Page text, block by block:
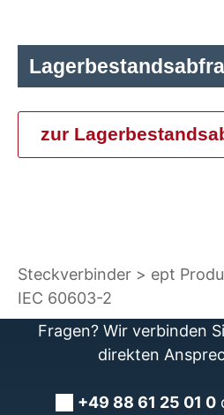
zur
Steckverbinder ept
IEC 60603-2
Fragen? Wir verbinden
direkten
+49 88 61 25 01 0